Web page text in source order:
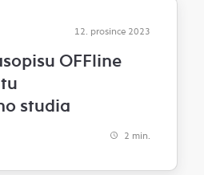
12. prosince 2023
OFFline
studia
2 min.